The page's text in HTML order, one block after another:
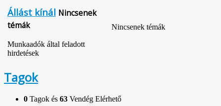
Állást kínál Nincsenek
témák
Munkaadók által feladott
hirdetések
Nincsenek témák
Tagok
0 Tagok és 63 Vendég Elérhető